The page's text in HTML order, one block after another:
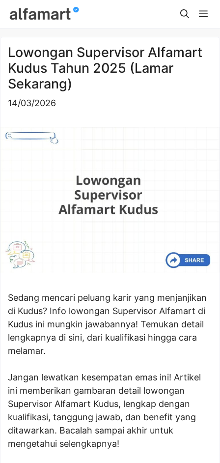
Lowongan Supervisor Alfamart
Kudus Tahun 2025 (Lamar
Sekarang)
14/03/2026
Sedang mencari peluang karir yang menjanjikan
di Kudus? Info lowongan Supervisor Alfamart di
Kudus ini mungkin jawabannya! Temukan detail
lengkapnya di sini, dari kualifikasi hingga cara
melamar.
Jangan lewatkan kesempatan emas ini! Artikel
ini memberikan gambaran detail lowongan
Supervisor Alfamart Kudus, lengkap dengan
kualifikasi, tanggung jawab, dan benefit yang
ditawarkan. Bacalah sampai akhir untuk
mengetahui selengkapnya!